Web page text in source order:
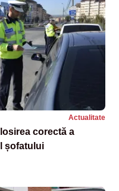
Actualitate
corectă a
șofatului